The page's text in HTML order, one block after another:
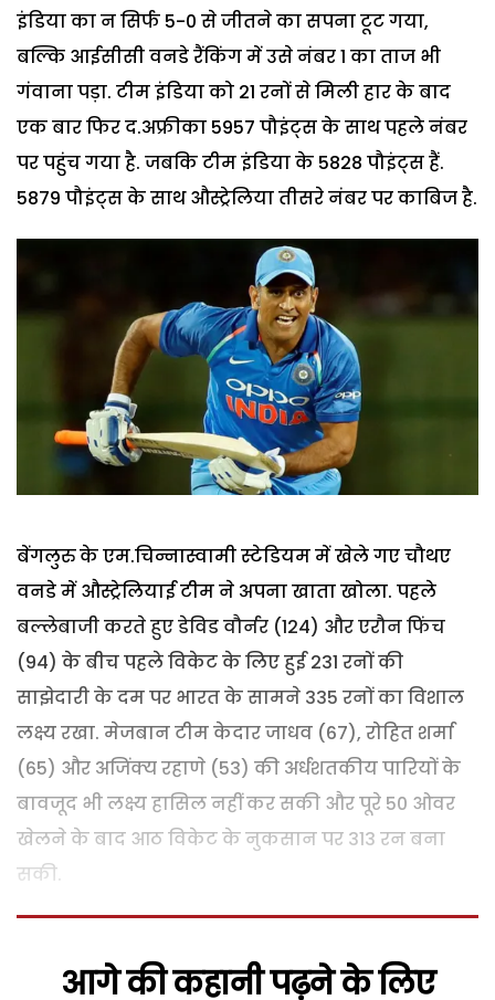
इंडिया का न सिर्फ 5-0 से जीतने का सपना टूट गया,
बल्कि आईसीसी वनडे रैंकिंग में उसे नंबर 1 का ताज भी
गंवाना पड़ा. टीम इंडिया को 21 रनों से मिली हार के बाद
एक बार फिर द.अफ्रीका 5957 पौइंट्स के साथ पहले नंबर
पर पहुंच गया है. जबकि टीम इंडिया के 5828 पौइंट्स हैं.
5879 पौइंट्स के साथ औस्ट्रेलिया तीसरे नंबर पर काबिज है.
बेंगलुरु के एम.चिन्नास्वामी स्टेडियम में खेले गए चौथए
वनडे में औस्ट्रेलियाई टीम ने अपना खाता खोला. पहले
बल्लेबाजी करते हुए डेविड वौर्नर (124) और एरौन फिंच
(94) के बीच पहले विकेट के लिए हुई 231 रनों की
साझेदारी के दम पर भारत के सामने 335 रनों का विशाल
लक्ष्य रखा. मेजबान टीम केदार जाधव (67), रोहित शर्मा
(65) और अजिंक्य रहाणे (53) की अर्धशतकीय पारियों के
बावजूद भी लक्ष्य हासिल नहीं कर सकी और पूरे 50 ओवर
खेलने के बाद आठ विकेट के नुकसान पर 313 रन बना
सकी.
आगे की कहानी पढ़ने के लिए